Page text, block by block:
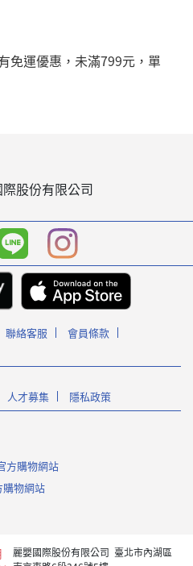
免運優惠，未滿799元，單
股份有限公司
聯絡客服
會員條款
人才募集 隱私政策
方購物網站
物網站
麗嬰國際股份有限公司 臺北市內湖區